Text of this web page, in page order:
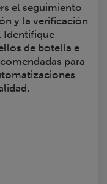
el seguimiento
y la verificación
Identifique
de botella e
para